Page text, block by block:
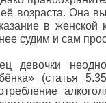
возраста. Она
в женской
судим и сам
девочки
(статья